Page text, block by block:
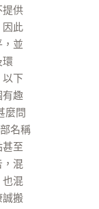
提供
此
，並
環
下
有趣
麼問
名稱
甚至
，混
也混
誠搬